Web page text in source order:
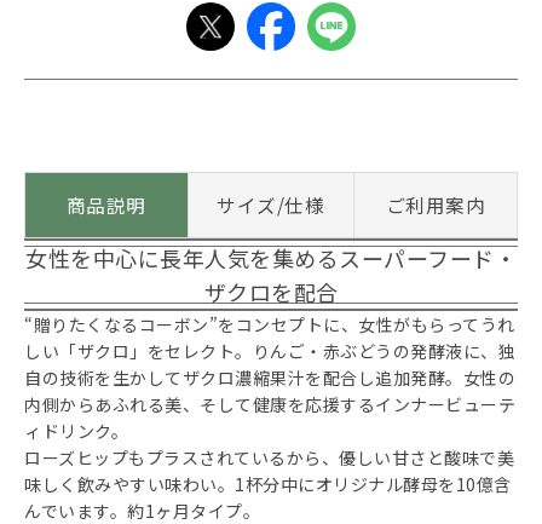
商品説明 サイズ/仕様 ご利用案内
女性を中心に長年人気を集めるスーパーフード・
ザクロを配合
“贈りたくなるコーボン”をコンセプトに、女性がもらってうれ
しい「ザクロ」をセレクト。りんご・赤ぶどうの発酵液に、独
自の技術を生かしてザクロ濃縮果汁を配合し追加発酵。女性の
内側からあふれる美、そして健康を応援するインナービューテ
ィドリンク。
ローズヒップもプラスされているから、優しい甘さと酸味で美
味しく飲みやすい味わい。1杯分中にオリジナル酵母を10億含
んでいます。約1ヶ月タイプ。